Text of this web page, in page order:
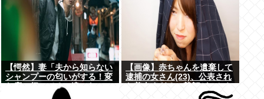
【愕然】妻「夫から知らない
シャンプーの匂いがする！変
な店に行ってるに違いな
い！！！」探偵「調べたとこ
【画像】赤ちゃんを遺棄して
逮捕の女さん(23)、公表され